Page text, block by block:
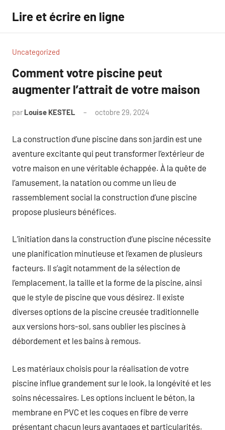
contenu
Lire et écrire en ligne
Uncategorized
Comment votre piscine peut
augmenter l’attrait de votre maison
par Louise KESTEL octobre 29, 2024
La construction d’une piscine dans son jardin est une
aventure excitante qui peut transformer l’extérieur de
votre maison en une véritable échappée. À la quête de
l’amusement, la natation ou comme un lieu de
rassemblement social la construction d’une piscine
propose plusieurs bénéfices.
L’initiation dans la construction d’une piscine nécessite
une planification minutieuse et l’examen de plusieurs
facteurs. Il s’agit notamment de la sélection de
l’emplacement, la taille et la forme de la piscine, ainsi
que le style de piscine que vous désirez. Il existe
diverses options de la piscine creusée traditionnelle
aux versions hors-sol, sans oublier les piscines à
débordement et les bains à remous.
Les matériaux choisis pour la réalisation de votre
piscine influe grandement sur le look, la longévité et les
soins nécessaires. Les options incluent le béton, la
membrane en PVC et les coques en fibre de verre
présentant chacun leurs avantages et particularités.